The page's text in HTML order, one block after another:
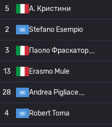
5 A. Кристини
2 Stefano Esempio
3 Паоло Фраскатор
13 Erasmo Mule
28 Andrea Pigliace
4 Robert Toma